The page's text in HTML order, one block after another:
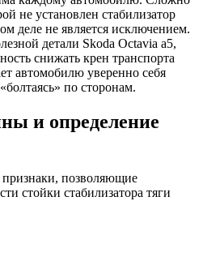
не установлен стабилизатор
деле не является исключением.
детали Skoda Octavia a5,
снижать крен транспорта
автомобилю уверенно себя
по сторонам.
и определение
позволяющие
стойки стабилизатора тяги